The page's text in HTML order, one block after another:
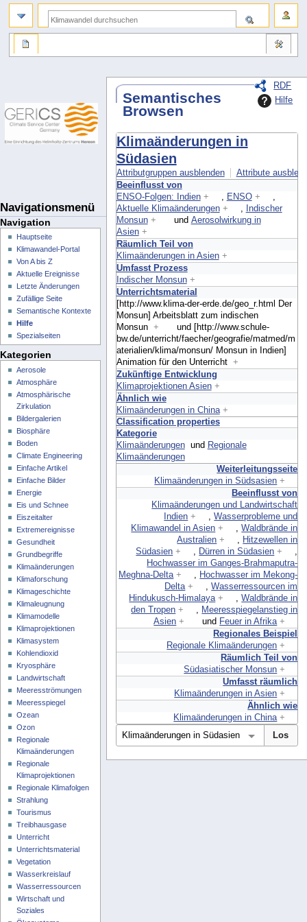
RDF
Hilfe
Semantisches
Browsen
Klimaänderungen in
Südasien
Attributgruppen ausblenden
Attribute
Beeinflusst von
ENSO-Folgen: Indien + ENSO +
Aktuelle Klimaänderungen +
Indischer
Monsun + und Aerosolwirkung in
Asien +
Räumlich Teil von
Klimaänderungen in Asien +
Umfasst Prozess
Indischer Monsun +
Unterrichtsmaterial
[http://www.klima-der-erde.de/geo_r.html Der
Monsun] Arbeitsblatt zum indischen
Monsun + und [http://www.schule-
bw.de/unterricht/faecher/geografie/matmed/m
aterialien/klima/monsun/ Monsun in Indien]
Animation für den Unterricht +
Zukünftige Entwicklung
Klimaprojektionen Asien +
Ähnlich wie
Klimaänderungen in China +
Classification properties
Kategorie
Klimaänderungenund Regionale
Klimaänderungen
Weiterleitungsseite
Klimaänderungen in Südsasien +
Beeinflusst von
Klimaänderungen und Landwirtschaft
Indien + ,Wasserprobleme und
Klimawandel in Asien + ,Waldbrände in
Australien +
Hitzewellen in
Südasien + Dürren in Südasien +
Hochwasser im Ganges-Brahmaputra-
Meghna-Delta +
Hochwasser im Mekong-
Delta + ,Wasserressourcen im
Hindukusch-Himalaya + ,Waldbrände in
den Tropen +
Meeresspiegelanstieg in
Asien + und Feuer in Afrika +
Regionales Beispiel
Regionale Klimaänderungen +
Räumlich Teil von
Südasiatischer Monsun +
Umfasst räumlich
Klimaänderungen in Asien +
Ähnlich wie
Klimaänderungen in China +
Navigationsmenü
Navigation
Hauptseite
Klimawandel-Portal
Von A bis Z
Aktuelle Ereignisse
Letzte Änderungen
Zufällige Seite
Semantische Kontexte
Hilfe
Spezialseiten
Kategorien
Aerosole
Atmosphäre
Atmosphärische
Zirkulation
Bildergalerien
Biosphäre
Boden
Climate Engineering
Einfache Artikel
Einfache Bilder
Energie
Eis und Schnee
Eiszeitalter
Extremereignisse
Gesundheit
Grundbegriffe
Klimaänderungen
Klimaforschung
Klimageschichte
Klimaleugnung
Klimamodelle
Klimaprojektionen
Klimasystem
Kohlendioxid
Kryosphäre
Landwirtschaft
Meeresströmungen
Meeresspiegel
Ozean
Ozon
Regionale
Klimaänderungen
Regionale
Klimaprojektionen
Regionale Klimafolgen
Strahlung
Tourismus
Treibhausgase
Unterricht
Unterrichtsmaterial
Vegetation
Wasserkreislauf
Wasserressourcen
Wirtschaft und
Soziales